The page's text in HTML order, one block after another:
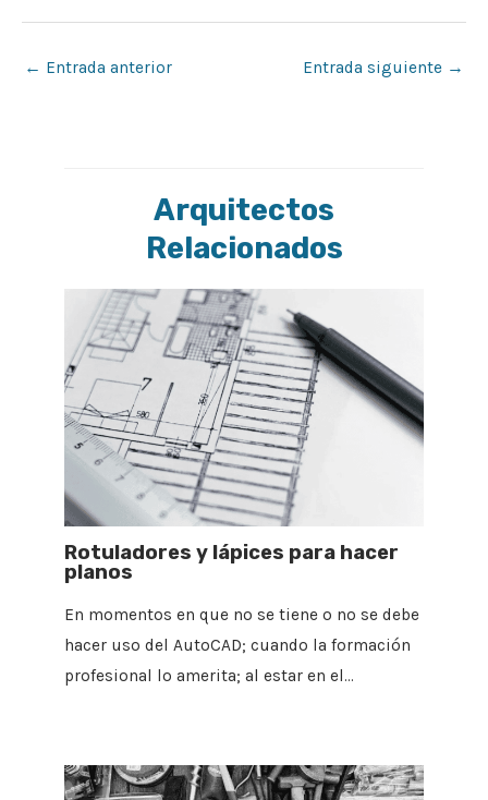
← Entrada anterior Entrada siguiente →
Arquitectos
Relacionados
Rotuladores y lápices para hacer
planos
En momentos en que no se tiene o no se debe
hacer uso del AutoCAD; cuando la formación
profesional lo amerita; al estar en el…